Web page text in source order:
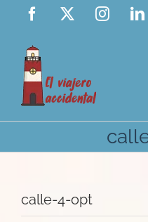
Saltar
contenido
Facebook
calle-4-opt